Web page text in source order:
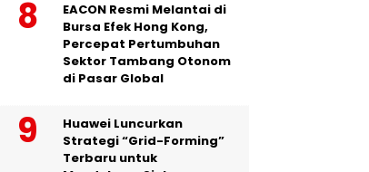
EACON Resmi Melantai di
Bursa Efek Hong Kong,
Percepat Pertumbuhan
Sektor Tambang Otonom
di Pasar Global
Huawei Luncurkan
Strategi “Grid-Forming”
Terbaru untuk